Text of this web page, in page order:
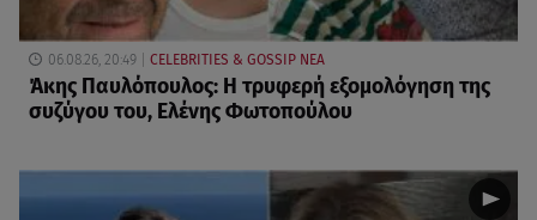
06.08.26, 20:49 CELEBRITIES & GOSSIP ΝΕΑ
Άκης Παυλόπουλος: Η τρυφερή εξομολόγηση της
συζύγου του, Ελένης Φωτοπούλου